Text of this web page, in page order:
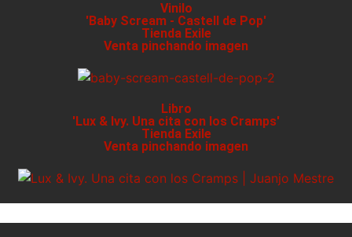
Vinilo
'Baby Scream - Castell de Pop'
Tienda Exile
Venta pinchando imagen
Libro
'Lux & Ivy. Una cita con los Cramps'
Tienda Exile
Venta pinchando imagen